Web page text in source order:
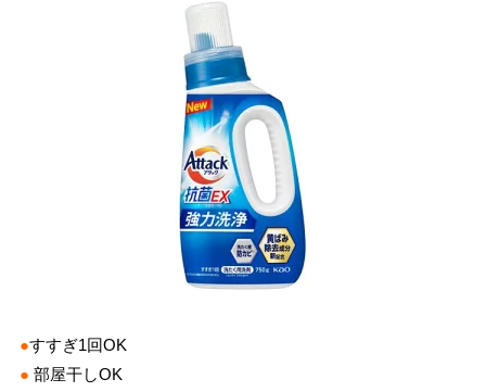
●すすぎ1回OK
● 部屋干しOK